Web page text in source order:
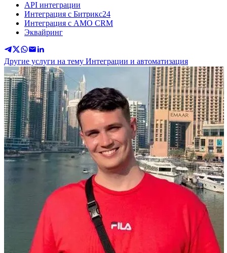
API интеграции
Интеграция с Битрикс24
Интеграция с АМО CRM
Эквайринг
Другие услуги на тему Интеграции и автоматизация